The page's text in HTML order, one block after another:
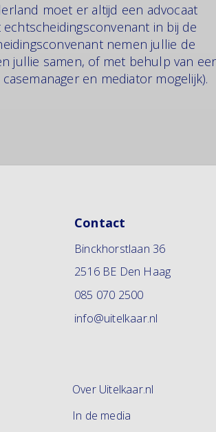
moet er altijd een advocaat
in bij de
nemen jullie de
jullie samen, of met behulp van
en mediator mogelijk).
Contact
Binckhorstlaan 36
2516 BE Den Haag
085 070 2500
info@uitelkaar.nl
Over Uitelkaar.nl
In de media